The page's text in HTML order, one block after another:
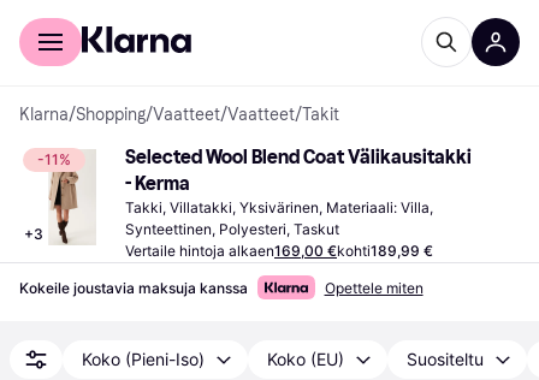
Kuluttajille
Klarna/Shopping/Vaatteet/Vaatteet/Takit
-11%
+3
Selected Wool Blend Coat Välikausitakki
- Kerma
Takki, Villatakki, Yksivärinen, Materiaali: Villa,
Synteettinen, Polyesteri, Taskut
Vertaile hintoja alkaen169,00 €kohti189,99 €
Kokeile joustavia maksuja kanssa Opettele miten
Koko (Pieni-Iso) Koko (EU) Suositeltu